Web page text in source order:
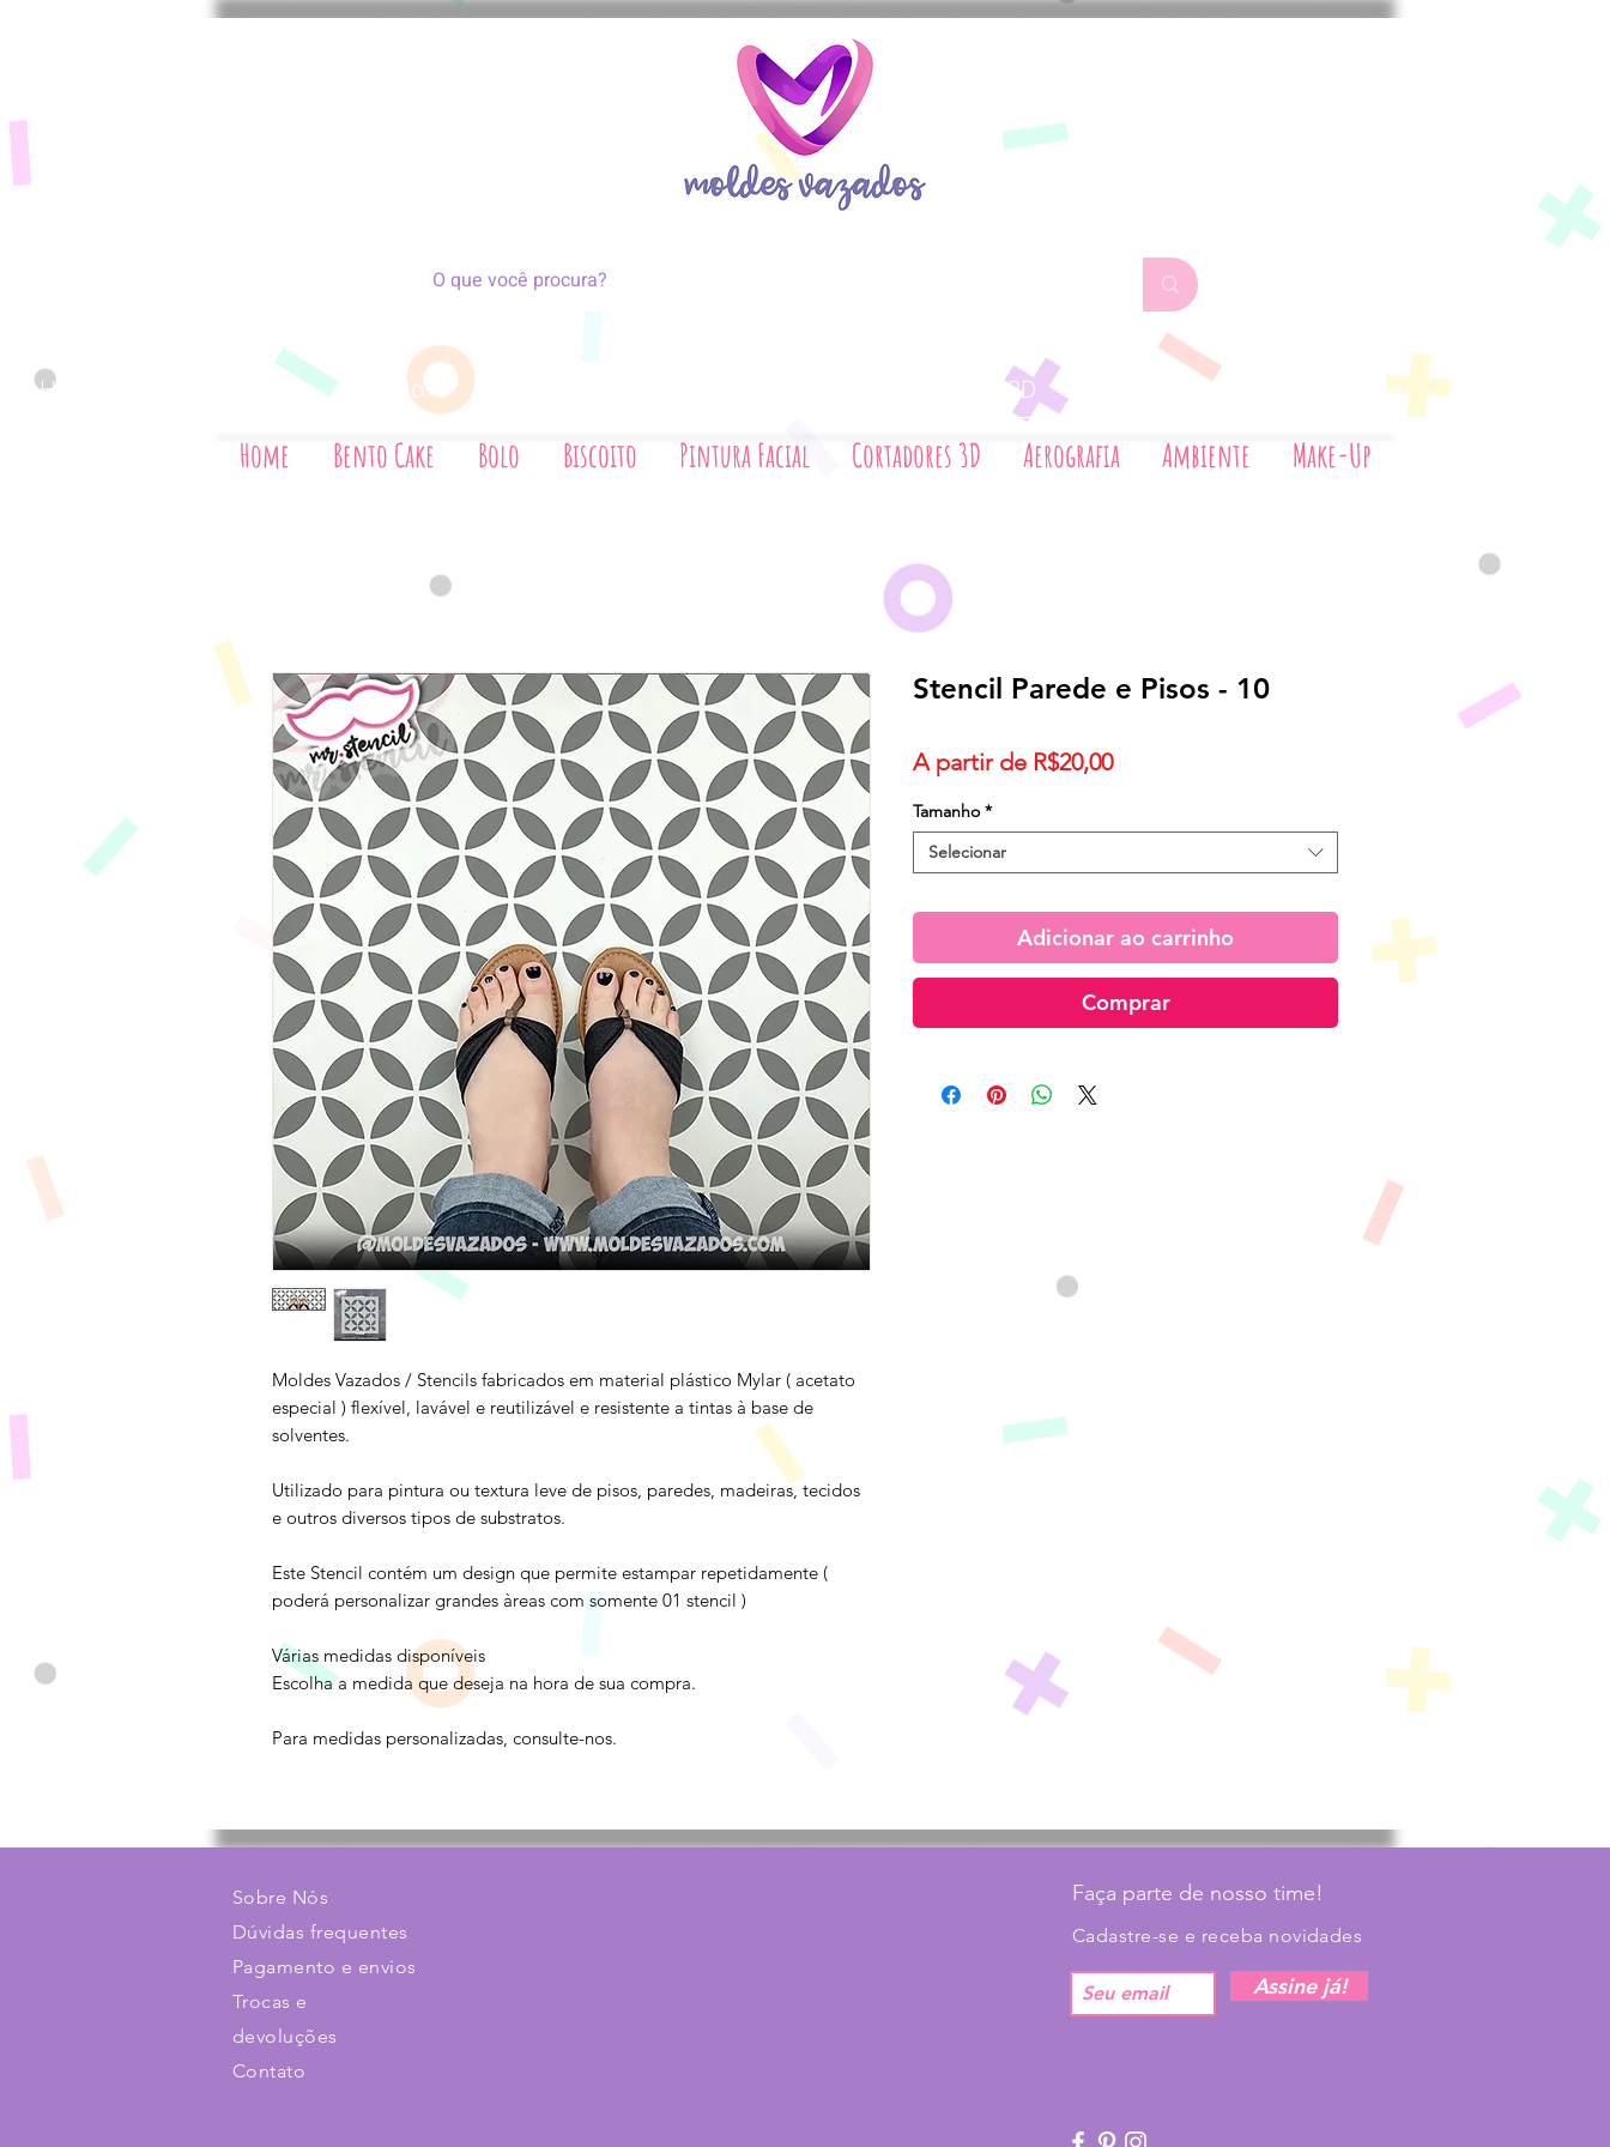
Home Bolo Cortadores 3D Aerografia Ambiente
Home Bento Cake Bolo Biscoito Pintura Facial Cortadores 3D Aerografia Ambiente Make-Up
Moldes Vazados / Stencils fabricados em material plástico Mylar ( acetato
especial ) flexível, lavável e reutilizável e resistente a tintas à base de
solventes.
Utilizado para pintura ou textura leve de pisos, paredes, madeiras, tecidos
e outros diversos tipos de substratos.
Este Stencil contém um design que permite estampar repetidamente (
poderá personalizar grandes àreas com somente 01 stencil )
Várias medidas disponíveis
Escolha a medida que deseja na hora de sua compra.
Para medidas personalizadas, consulte-nos.
Stencil Parede e Pisos - 10
A partir de R$20,00Preço
Tamanho *
Selecionar
Adicionar ao carrinho
Comprar
Sobre Nós
Dúvidas frequentes
Pagamento e envios
Trocas e
devoluções
Contato
Faça parte de nosso time!
Assine já!
Cadastre-se e receba novidades